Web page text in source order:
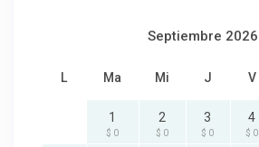
Septiembre 2026
L Ma Mi J V
1
$ 0
2
$ 0
3
$ 0
4
$ 0